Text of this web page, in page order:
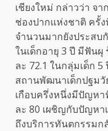
เชียงใหม่ กล่าวว่า จ
ช่องปากแห่งชาติ ครั้
จำนวนมากยังประสบ
ในเด็กอายุ 3 ปี มีฟันผุ
ละ 72.1 ในกลุ่มเด็ก
สถานพัฒนาเด็กปฐมวั
เกือบครึ่งหนึ่งมีปัญหา
ละ 80 เผชิญกับปัญหา
ถึงบริการทันตกรรมก